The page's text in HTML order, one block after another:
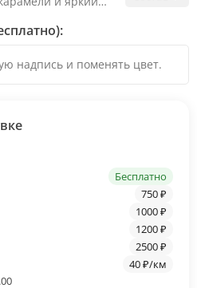
карамели, не
Бесплатно
750 ₽
1000 ₽
1200 ₽
2500 ₽
40 ₽/км